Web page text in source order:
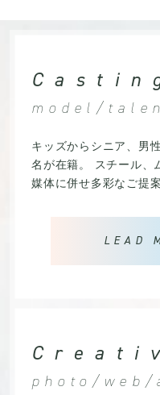
model/
キッズからシニア、男
名が在籍。 スチール、
媒体に併せ多彩なご提
LEAD
photo/web/